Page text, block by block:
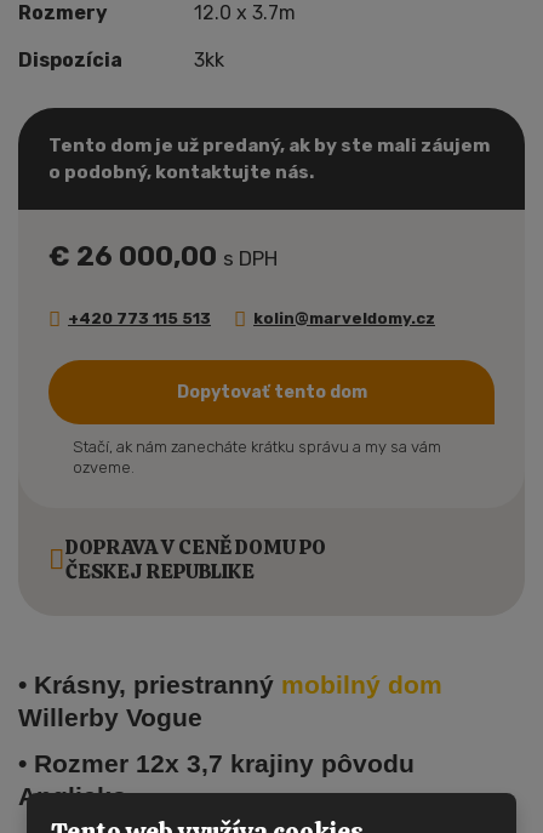
Rozmery 12.0 x 3.7m
Dispozícia 3kk
Tento dom je už predaný, ak by ste mali záujem
o podobný, kontaktujte nás.
€ 26 000,00 s DPH
+420 773 115 513 kolin@marveldomy.cz
Dopytovať tento dom
Stačí, ak nám zanecháte krátku správu a my sa vám
ozveme.
DOPRAVA V CENĚ DOMU PO
ČESKEJ REPUBLIKE
• Krásny, priestranný mobilný dom
Willerby Vogue
• Rozmer 12x 3,7 krajiny pôvodu
Anglicko